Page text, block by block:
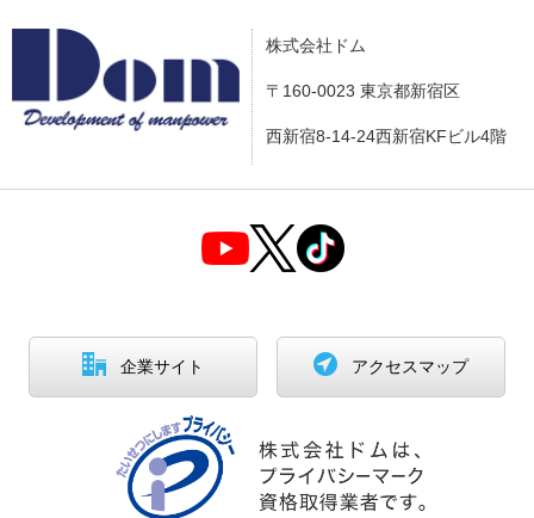
株式会社ドム
〒160-0023 東京都新宿区
西新宿8-14-24西新宿KFビル4階
企業サイト アクセスマップ